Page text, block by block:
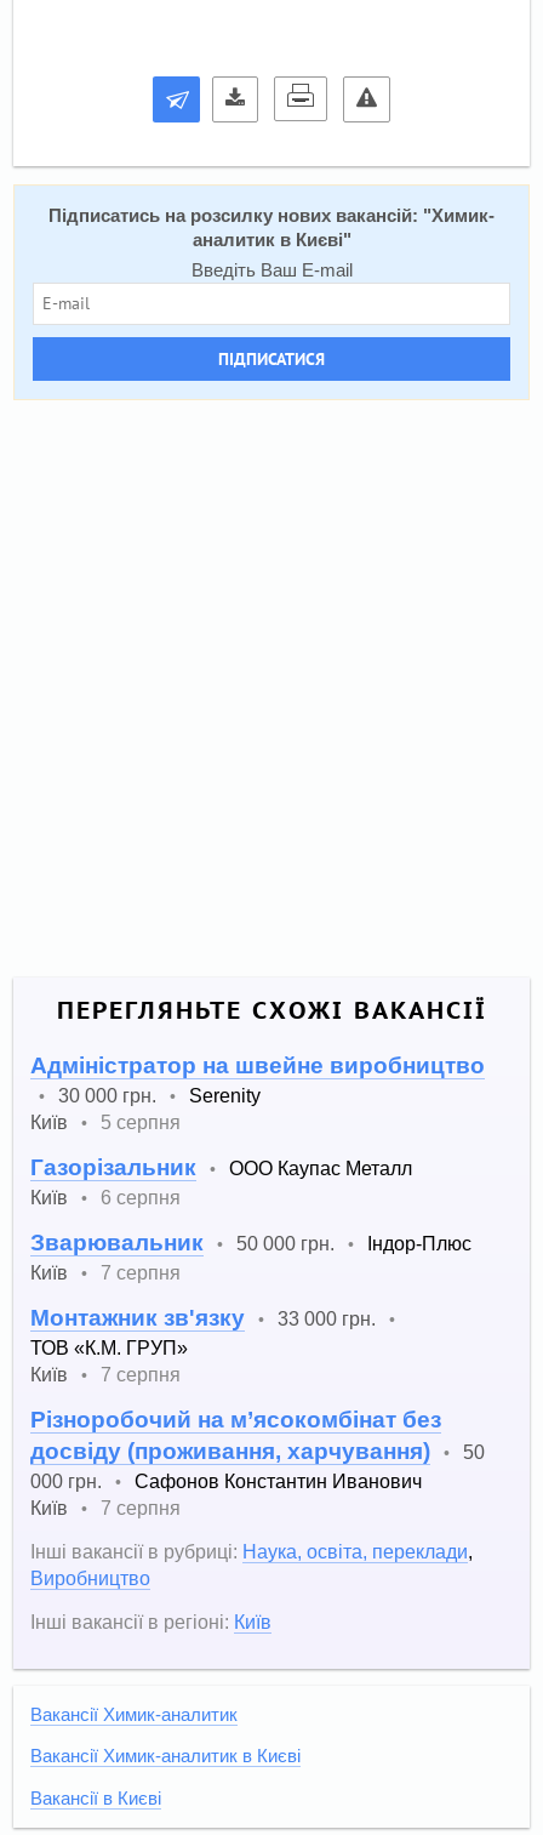
Підписатись на розсилку нових вакансій: "Химик-
аналитик в Києві"
Введіть Ваш E-mail
ПІДПИСАТИСЯ
ПЕРЕГЛЯНЬТЕ СХОЖІ ВАКАНСІЇ
Адміністратор на швейне виробництво
• 30 000 грн. •
Serenity
Київ
• 5 серпня
Газорізальник •
ООО Каупас Металл
Київ
• 6 серпня
Зварювальник • 50 000 грн. •
Індор-Плюс
Київ
• 7 серпня
Монтажник зв'язку • 33 000 грн. •
ТОВ «К.М. ГРУП»
Київ
• 7 серпня
Різноробочий на м’ясокомбінат без
досвіду (проживання, харчування)
•
50
000 грн.
•
Сафонов Константин Иванович
Київ
•
7 серпня
Інші вакансії в рубриці: Наука, освіта, переклади,
Виробництво
Інші вакансії в регіоні: Київ
Вакансії Химик-аналитик
Вакансії Химик-аналитик в Києві
Вакансії в Києві